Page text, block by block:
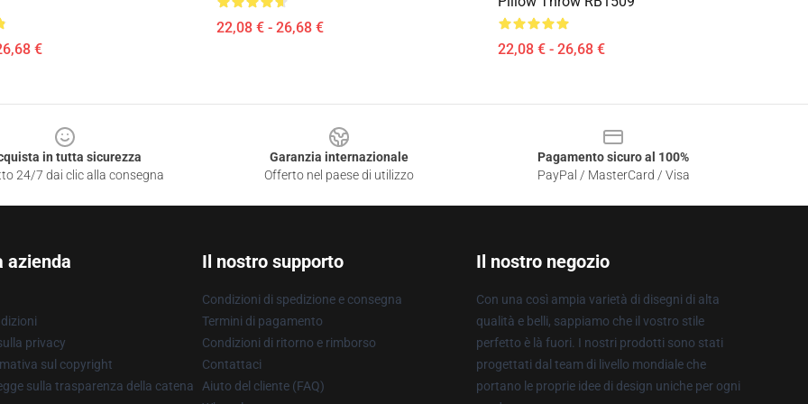
€
22,08 € - 26,68 €
22,08 € - 26,68 €
in tutta sicurezza
24/7 dai clic alla consegna
Garanzia internazionale
Offerto nel paese di utilizzo
Pagamento sicuro al 100%
PayPal / MasterCard / Visa
azienda
privacy
sul copyright
sulla trasparenza della catena
Il nostro supporto
Condizioni di spedizione e consegna
Termini di pagamento
Condizioni di ritorno e rimborso
Contattaci
Aiuto del cliente (FAQ)
Il nostro negozio
Con una così ampia varietà di disegni di alta
qualità e belli, sappiamo che il vostro stile
perfetto è là fuori. I nostri prodotti sono stati
progettati dal team di livello mondiale che
portano le proprie idee di design uniche per ogni